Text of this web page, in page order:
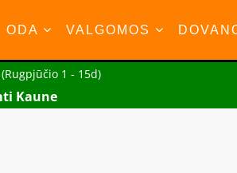
ODA VALGOMOS
(Rugpjūčio 1 - 15d)
Kaune